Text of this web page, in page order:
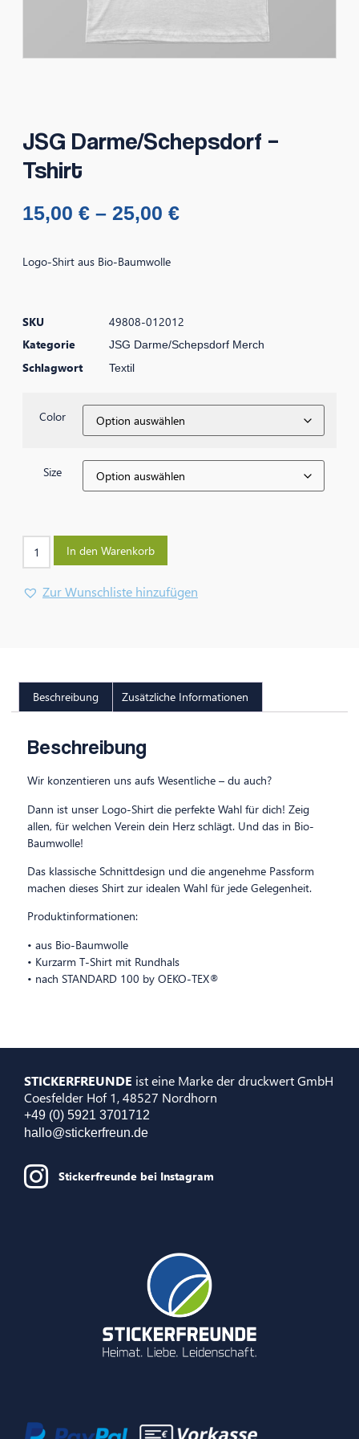
JSG Darme/Schepsdorf –
Tshirt
15,00 € – 25,00 €
Logo-Shirt aus Bio-Baumwolle
SKU
49808-012012
Kategorie
JSG Darme/Schepsdorf Merch
Schlagwort Textil
Color
Size
In den Warenkorb
Zur Wunschliste hinzufügen
Beschreibung Zusätzliche Informationen
Beschreibung
Wir konzentieren uns aufs Wesentliche – du auch?
Dann ist unser Logo-Shirt die perfekte Wahl für dich! Zeig
allen, für welchen Verein dein Herz schlägt. Und das in Bio-
Baumwolle!
Das klassische Schnittdesign und die angenehme Passform
machen dieses Shirt zur idealen Wahl für jede Gelegenheit.
Produktinformationen:
• aus Bio-Baumwolle
• Kurzarm T-Shirt mit Rundhals
• nach STANDARD 100 by OEKO-TEX®
STICKERFREUNDE ist eine Marke der druckwert GmbH
Coesfelder Hof 1, 48527 Nordhorn
+49 (0) 5921 3701712
hallo@stickerfreun.de
Stickerfreunde bei Instagram